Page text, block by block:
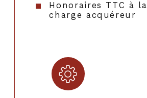
Honoraires TTC à la
charge acquéreur